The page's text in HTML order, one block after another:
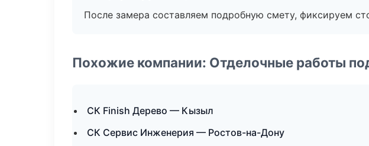
После замера составляем подробную смету, фиксируем
Похожие компании: Отделочные работы
СК Finish Дерево — Кызыл
СК Сервис Инженерия — Ростов-на-Дону